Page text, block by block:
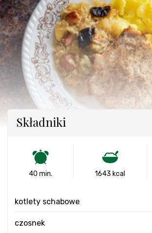
Składniki
40 min. 1643 kcal
kotlety schabowe
czosnek